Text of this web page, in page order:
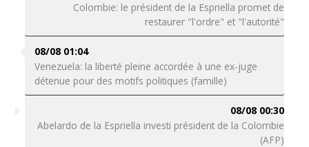
Colombie: le président de la Espriella promet de
restaurer "l'ordre" et "l'autorité"
08/08 01:04
Venezuela: la liberté pleine accordée à une ex-juge
détenue pour des motifs politiques (famille)
08/08 00:30
Abelardo de la Espriella investi président de la Colombie
(AFP)